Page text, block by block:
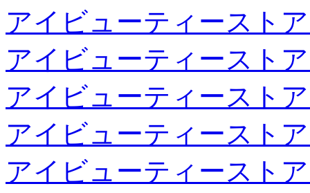
アイビューティースト
アイビューティースト
アイビューティースト
アイビューティースト
アイビューティースト